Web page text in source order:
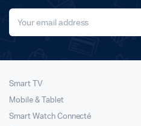
Smart TV
Mobile & Tablet
Smart Watch Connecté